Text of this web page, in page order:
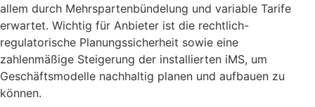
allem durch Mehrspartenbündelung und variable Tarife
erwartet. Wichtig für Anbieter ist die rechtlich-
regulatorische Planungssicherheit sowie eine
zahlenmäßige Steigerung der installierten iMS, um
Geschäftsmodelle nachhaltig planen und aufbauen zu
können.